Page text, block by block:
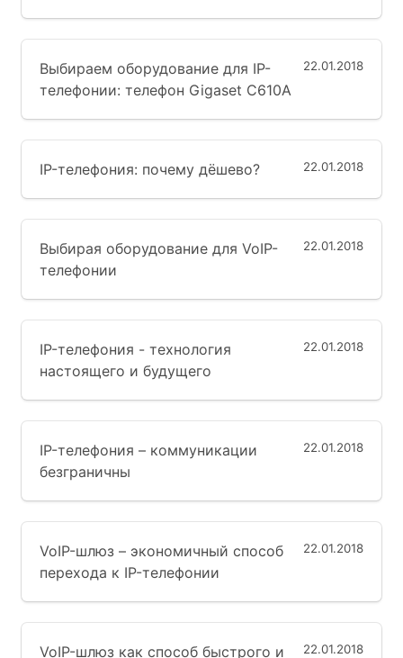
22.01.2018
Выбираем оборудование для IP-
телефонии: телефон Gigaset C610A
22.01.2018
IP-телефония: почему дёшево?
22.01.2018
Выбирая оборудование для VoIP-
телефонии
22.01.2018
IP-телефония - технология
настоящего и будущего
22.01.2018
IP-телефония – коммуникации
безграничны
22.01.2018
VoIP-шлюз – экономичный способ
перехода к IP-телефонии
22.01.2018
VoIP-шлюз как способ быстрого и